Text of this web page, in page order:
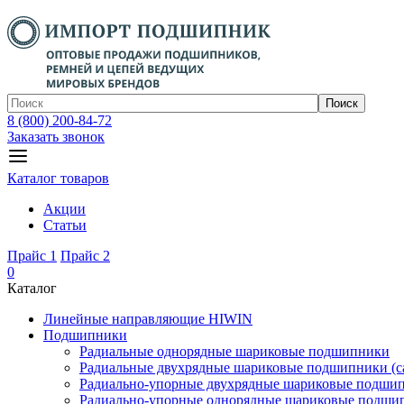
Поиск
8 (800) 200-84-72
Заказать звонок
Каталог товаров
Акции
Статьи
Прайс 1 Прайс 2
0
Каталог
Линейные направляющие HIWIN
Подшипники
Радиальные однорядные шариковые подшипники
Радиальные двухрядные шариковые подшипники
Радиально-упорные двухрядные шариковые
Радиально-упорные однорядные шариковые